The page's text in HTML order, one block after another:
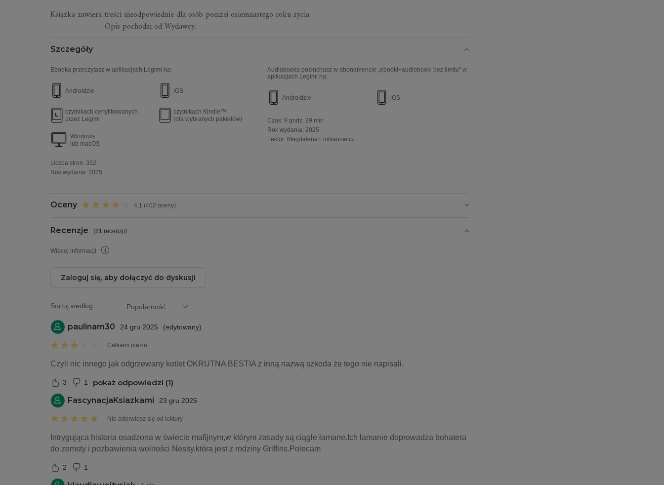
Książka zawiera treści nieodpowiednie dla osób poniżej osiemnastego roku życia.
Opis pochodzi od Wydawcy.
Szczegóły
Ebooka przeczytasz w aplikacjach Legimi na:
Androidzie iOS
czytnikach certyfikowanych
przez Legimi
czytnikach Kindle™
(dla wybranych pakietów)
Windows
lub macOS
Liczba stron: 352
Rok wydania: 2025
Audiobooka posłuchasz w abonamencie „ebooki+audiobooki bez limitu” w
aplikacjach Legimi na:
Androidzie iOS
Czas: 9 godz. 29 min
Rok wydania: 2025
Lektor: Magdalena Emilianowicz
Oceny 4,1 (402 oceny)
Recenzje (81 recenzji)
Więcej informacji
Zaloguj się, aby dołączyć do dyskusji
Sortuj według:
paulinam30 24 gru 2025 (edytowany)
Całkiem niezła
Czyli nic innego jak odgrzewany kotlet OKRUTNA BESTIA z inną nazwą szkoda że tego nie napisali.
3 1
pokaż odpowiedzi (1)
FascynacjaKsiazkami
23 gru 2025
Nie oderwiesz się od lektury
Intrygująca historia osadzona w świecie mafijnym,w którym zasady są ciągle łamane.Ich łamanie doprowadza bohatera
do zemsty i pozbawienia wolności Nessy,która jest z rodziny Griffins.Polecam
2 1